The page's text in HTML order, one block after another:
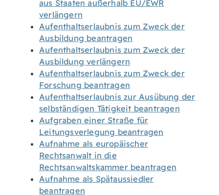
aus Staaten außerhalb EU/EWR
verlängern
Aufenthaltserlaubnis zum Zweck der
Ausbildung beantragen
Aufenthaltserlaubnis zum Zweck der
Ausbildung verlängern
Aufenthaltserlaubnis zum Zweck der
Forschung beantragen
Aufenthaltserlaubnis zur Ausübung der
selbständigen Tätigkeit beantragen
Aufgraben einer Straße für
Leitungsverlegung beantragen
Aufnahme als europäischer
Rechtsanwalt in die
Rechtsanwaltskammer beantragen
Aufnahme als Spätaussiedler
beantragen